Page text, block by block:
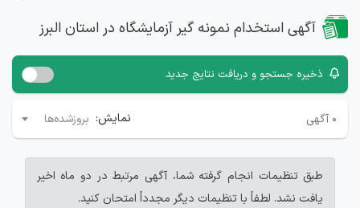
آگهی استخدام نمونه گیر آزمایشگاه در استان البرز
ذخیره جستجو و دریافت نتایج جدید
۰ آگهی نمایش: بروزشده‌ها
طبق تنظیمات انجام گرفته شما، آگهی مرتبط در دو ماه اخیر
یافت نشد. لطفاً با تنظیمات دیگر مجدداً امتحان کنید.